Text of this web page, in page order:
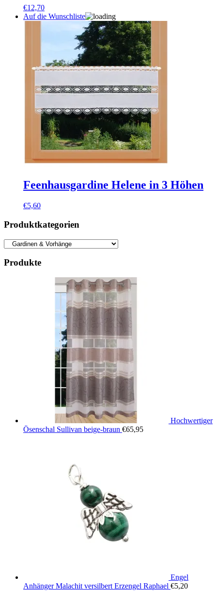
€12,70
Auf die Wunschliste
Feenhausgardine Helene in 3 Höhen
€5,60
Produktkategorien
Produkte
Hochwertiger
Ösenschal Sullivan beige-braun €65,95
Engel
Anhänger Malachit versilbert Erzengel Raphael €5,20